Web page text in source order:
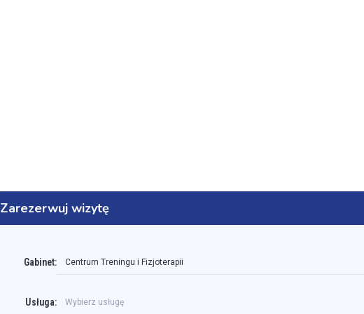
Zarezerwuj wizytę
Gabinet: Centrum Treningu i Fizjoterapii
Usługa: Wybierz usługę